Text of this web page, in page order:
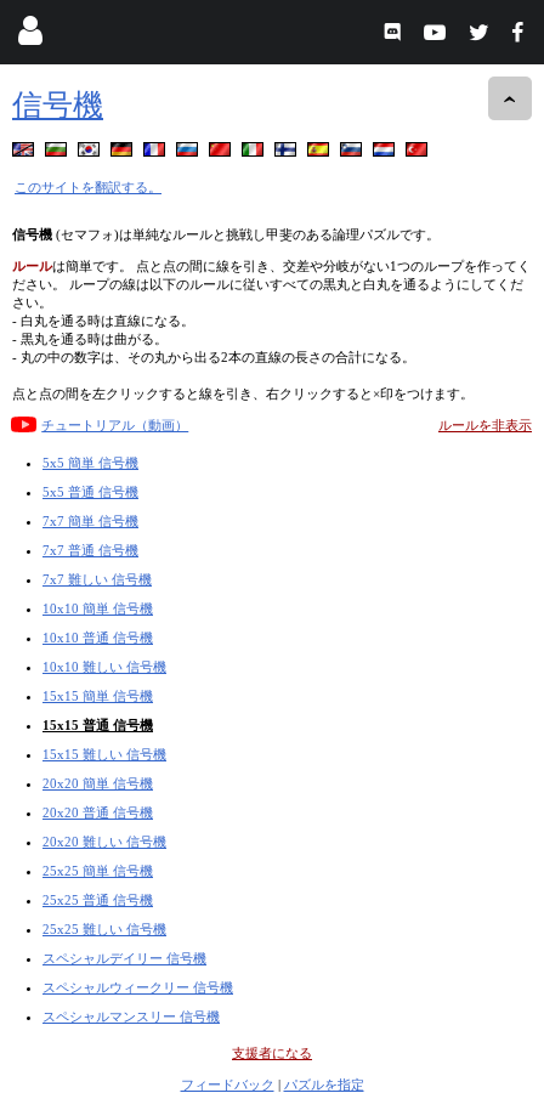
信号機
このサイトを翻訳する。
信号機 (セマフォ)は単純なルールと挑戦し甲斐のある論理パズルです。
ルールは簡単です。 点と点の間に線を引き、交差や分岐がない1つのループを作ってく
ださい。 ループの線は以下のルールに従いすべての黒丸と白丸を通るようにしてくだ
さい。
- 白丸を通る時は直線になる。
- 黒丸を通る時は曲がる。
- 丸の中の数字は、その丸から出る2本の直線の長さの合計になる。
点と点の間を左クリックすると線を引き、右クリックすると×印をつけます。
チュートリアル（動画） ルールを非表示
5x5 簡単 信号機
5x5 普通 信号機
7x7 簡単 信号機
7x7 普通 信号機
7x7 難しい 信号機
10x10 簡単 信号機
10x10 普通 信号機
10x10 難しい 信号機
15x15 簡単 信号機
15x15 普通 信号機
15x15 難しい 信号機
20x20 簡単 信号機
20x20 普通 信号機
20x20 難しい 信号機
25x25 簡単 信号機
25x25 普通 信号機
25x25 難しい 信号機
スペシャルデイリー 信号機
スペシャルウィークリー 信号機
スペシャルマンスリー 信号機
支援者になる
フィードバック | パズルを指定